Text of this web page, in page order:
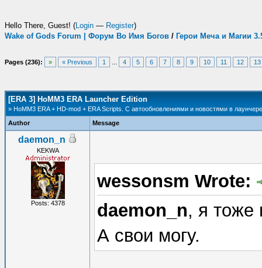
Hello There, Guest! (Login — Register)
Wake of Gods Forum | Форум Во Имя Богов / Герои Меча и Магии
Pages (236): » « Previous 1 4 5 6 7 8 9 10 11 12 13
[ERA 3] HoMM3 ERA Launcher Edition
» HoMM3 ERA + HD-mod + ERA Scripts. С автообновлениями и новостями в
Author
Message
daemon_n
KEKWA
Posts: 4378
wessonsm Wrote:
daemon_n, я тоже
А свои могу.